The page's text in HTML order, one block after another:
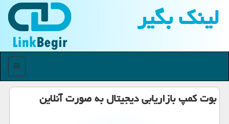
لینك بگیر
منو
بوت كمپ بازاریابی دیجیتال به صورت آنلاین